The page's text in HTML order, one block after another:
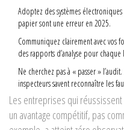
Adoptez des systèmes
papier sont une erreur en 2025.
Communiquez clairement avec vos
des rapports d’analyse pour chaque
Ne cherchez pas à « passer »
inspecteurs savent reconnaître les
Les entreprises qui
un avantage compétitif, pas